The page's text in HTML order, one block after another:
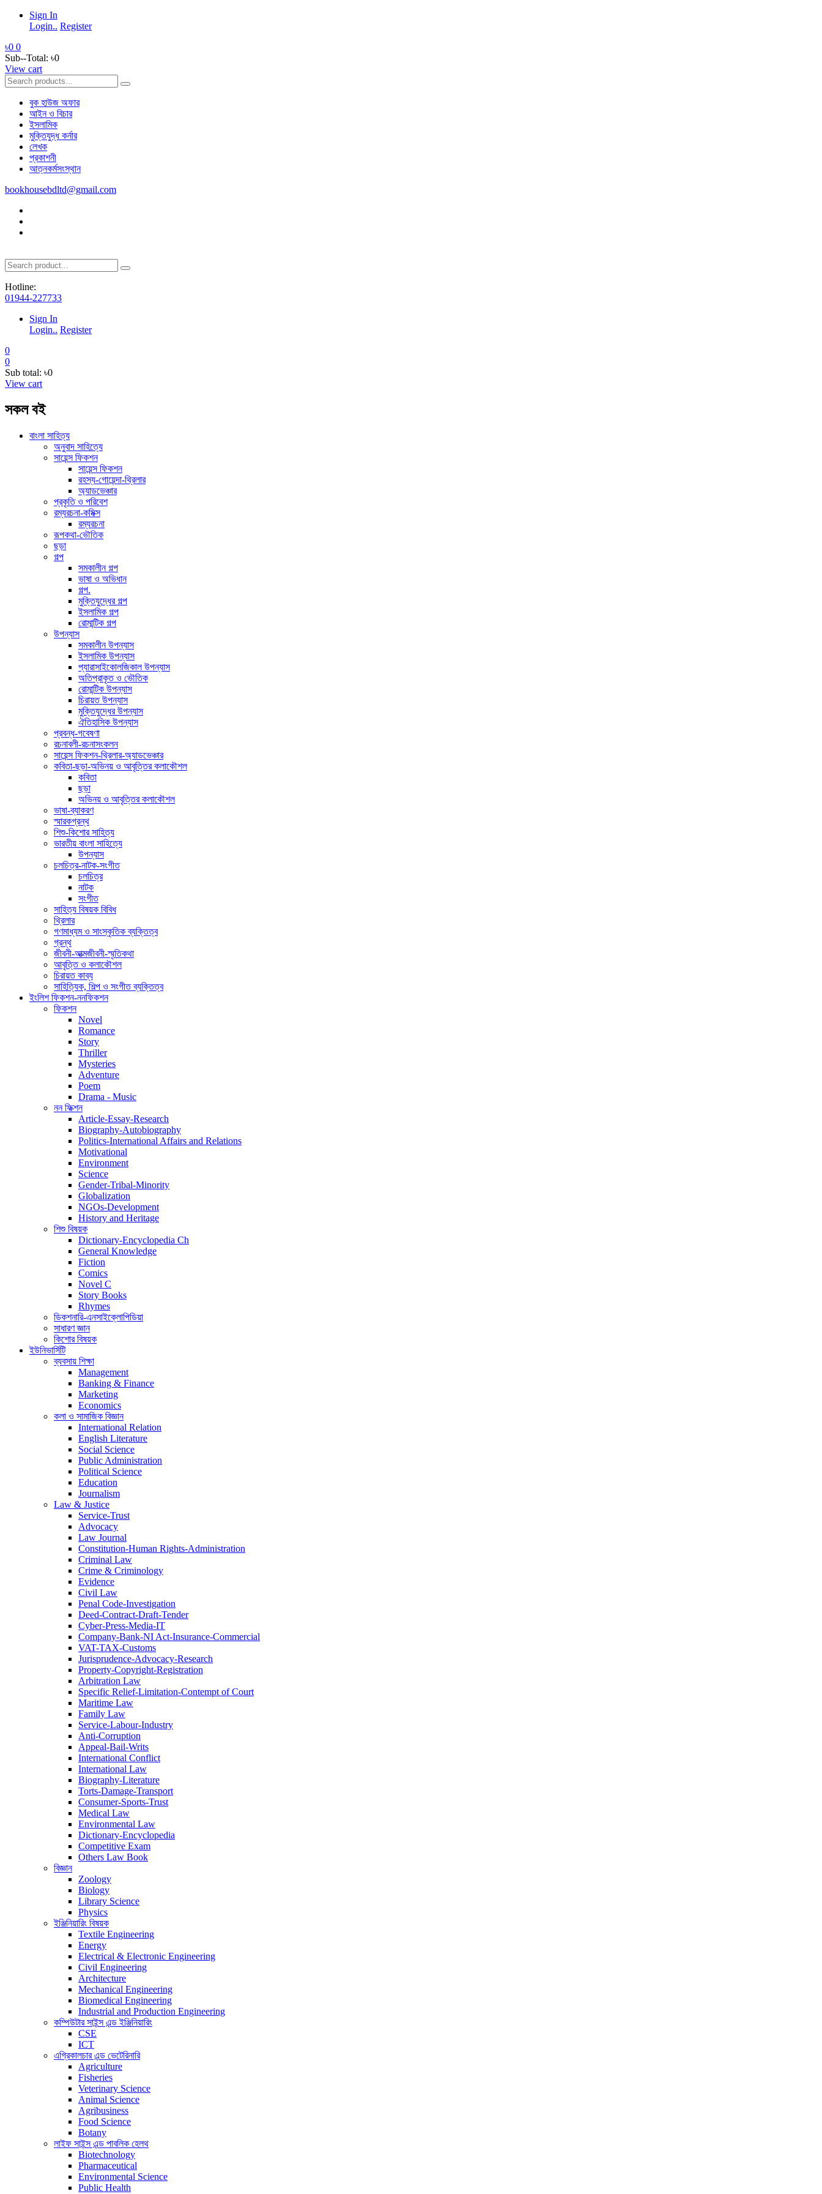
Sign In
Login.. Register
৳0 0
Sub--Total: ৳0
View cart
বুক হাউজ অফার
আইন ও বিচার
ইসলামিক
মুক্তিযুদ্ধ কর্নার
লেখক
প্রকাশনী
আত্নকর্মসংস্থান
bookhousebdltd@gmail.com
Hotline:
01944-227733
Sign In
Login.. Register
0
0
Sub total: ৳0
View cart
সকল বই
বাংলা সাহিত্য
অনুবাদ সাহিত্যে
সায়েন্স ফিকশন
সায়েন্স ফিকশন
রহস্য-গোয়েন্দা-থ্রিলার
অ্যাডভেঞ্চার
প্রকৃতি ও পরিবেশ
রম্যরচনা-কমিক্স
রম্যরচনা
রূপকথা-ভৌতিক
ছড়া
গল্প
সমকালীন গল্প
ভাষা ও অভিধান
গল্প.
মুক্তিযুদ্ধের গল্প
ইসলামিক গল্প
রোমান্টিক গল্প
উপন্যাস
সমকালীন উপন্যাস
ইসলামিক উপন্যাস
প্যারাসাইকোলজিকাল উপন্যাস
অতিপ্রাকৃত ও ভৌতিক
রোমান্টিক উপন্যাস
চিরায়ত উপন্যাস
মুক্তিযুদ্ধের উপন্যাস
ঐতিহাসিক উপন্যাস
প্রবন্ধ-গবেষণা
রচনাবলী-রচনাসংকলন
সায়েন্স ফিকশন-থ্রিলার-অ্যাডভেঞ্চার
কবিতা-ছড়া-অভিনয় ও আবৃত্তির কলাকৌশল
কবিতা
ছড়া
অভিনয় ও আবৃত্তির কলাকৌশল
ভাষা-ব্যাকরণ
স্মারকগ্রন্থ
শিশু-কিশোর সাহিত্য
ভারতীয় বাংলা সাহিত্যে
উপন্যাস
চলচিত্র-নাটক-সংগীত
চলচিত্র
নাটক
সংগীত
সাহিত্য বিষয়ক বিবিধ
থ্রিলার
গণমাধ্যম ও সাংস্কৃতিক ব্যক্তিত্ব
গ্রন্থ
জীবনী-আত্মজীবনী-স্মৃতিকথা
আবৃত্তি ও কলাকৌশল
চিরায়ত কাব্য
সাহিত্যিক, শিল্প ও সংগীত ব্যক্তিত্ব
ইংলিশ ফিকশন-ননফিকশন
ফিকশন
Novel
Romance
Story
Thriller
Mysteries
Adventure
Poem
Drama - Music
নন ফিক্শন
Article-Essay-Research
Biography-Autobiography
Politics-International Affairs and Relations
Motivational
Environment
Science
Gender-Tribal-Minority
Globalization
NGOs-Development
History and Heritage
শিশু বিষয়ক
Dictionary-Encyclopedia Ch
General Knowledge
Fiction
Comics
Novel C
Story Books
Rhymes
ডিকশনারি-এনসাইক্লোপিডিয়া
সাধারণ জ্ঞান
কিশোর বিষয়ক
ইউনিভার্সিটি
ব্যবসায় শিক্ষা
Management
Banking & Finance
Marketing
Economics
কলা ও সামাজিক বিজ্ঞান
International Relation
English Literature
Social Science
Public Administration
Political Science
Education
Journalism
Law & Justice
Service-Trust
Advocacy
Law Journal
Constitution-Human Rights-Administration
Criminal Law
Crime & Criminology
Evidence
Civil Law
Penal Code-Investigation
Deed-Contract-Draft-Tender
Cyber-Press-Media-IT
Company-Bank-NI Act-Insurance-Commercial
VAT-TAX-Customs
Jurisprudence-Advocacy-Research
Property-Copyright-Registration
Arbitration Law
Specific Relief-Limitation-Contempt of Court
Maritime Law
Family Law
Service-Labour-Industry
Anti-Corruption
Appeal-Bail-Writs
International Conflict
International Law
Biography-Literature
Torts-Damage-Transport
Consumer-Sports-Trust
Medical Law
Environmental Law
Dictionary-Encyclopedia
Competitive Exam
Others Law Book
বিজ্ঞান
Zoology
Biology
Library Science
Physics
ইঞ্জিনিয়ারিং বিষয়ক
Textile Engineering
Energy
Electrical & Electronic Engineering
Civil Engineering
Architecture
Mechanical Engineering
Biomedical Engineering
Industrial and Production Engineering
কম্পিউটার সাইন্স এন্ড ইঞ্জিনিয়ারিং
CSE
ICT
এগ্রিকালচার এন্ড ভেটেরিনারি
Agriculture
Fisheries
Veterinary Science
Animal Science
Agribusiness
Food Science
Botany
লাইফ সাইন্স এন্ড পাবলিক হেলথ
Biotechnology
Pharmaceutical
Environmental Science
Public Health